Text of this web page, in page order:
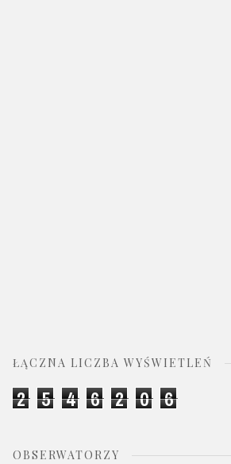
ŁĄCZNA LICZBA WYŚWIETLEŃ
2 5 4 6 2 0 6
OBSERWATORZY